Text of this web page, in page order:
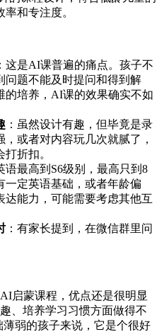
和专注度。
这是AI课普遍的痛点。孩子不
问题不能及时提问和得到解
的培养，AI课的效果确实不如
：虽然设计有趣，但毕竟是录
或者对内容玩几次就腻了，
折扣。
语最高到S6级别，最高只到8
一定英语基础，或者年龄偏
达能力，可能需要考虑其他互
：有家长提到，在微信群里问
启蒙课程，优点还是很明显
、培养学习习惯方面做得不
弱的孩子来说，它是个很好